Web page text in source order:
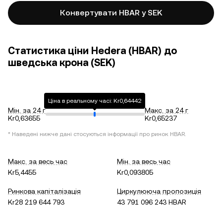
Конвертувати HBAR у SEK
Статистика ціни Hedera (HBAR) до
шведська крона (SEK)
Мін. за 24 г
Kr0,63655
Ціна в реальному часі: Kr0,64442
Макс. за 24 г
Kr0,65237
* Наведені нижче дані стосуються інформації про ринок HBAR.
Макс. за весь час
Kr5,4455
Мін. за весь час
Kr0,093805
Ринкова капіталізація
Kr28 219 644 793
Циркулююча пропозиція
43 791 096 243 HBAR